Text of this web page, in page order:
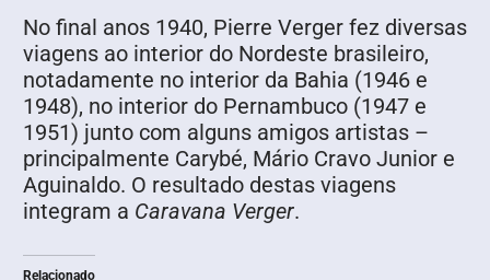
No final anos 1940, Pierre Verger fez diversas
viagens ao interior do Nordeste brasileiro,
notadamente no interior da Bahia (1946 e
1948), no interior do Pernambuco (1947 e
1951) junto com alguns amigos artistas –
principalmente Carybé, Mário Cravo Junior e
Aguinaldo. O resultado destas viagens
integram a Caravana Verger.
Relacionado